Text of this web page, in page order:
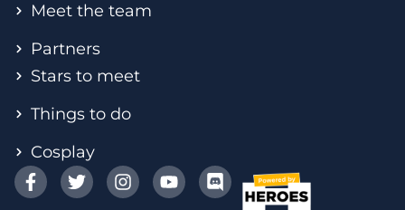
Meet the team
Partners
Stars to meet
Things to do
Cosplay